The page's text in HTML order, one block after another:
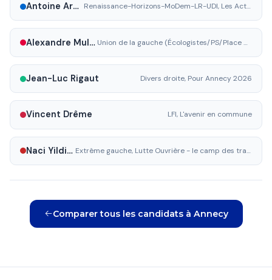
Antoine Armand Renaissance-Horizons-MoDem-LR-UDI, Les Acteurs d'Annecy
Alexandre Mulatier-Gachet Union de la gauche (Écologistes/PS/Place publique/PCF), Vivre Annecy 2026
Jean-Luc Rigaut Divers droite, Pour Annecy 2026
Vincent Drême LFI, L'avenir en commune
Naci Yildirim Extrême gauche, Lutte Ouvrière - le camp des travailleurs
Comparer tous les candidats à Annecy